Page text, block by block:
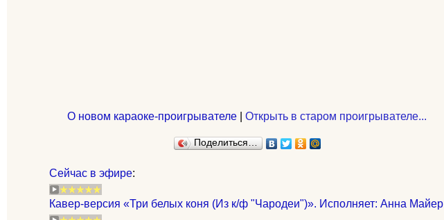
О новом караоке-проигрывателе |Открыть в старом проигрывателе...
Поделиться…
Сейчас в эфире:
Кавер-версия «Три белых коня (Из к/ф "Чародеи")». Исполняет: Анна Майер